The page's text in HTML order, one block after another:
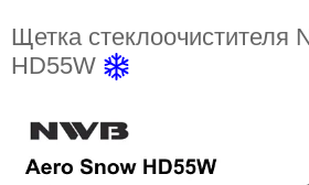
Щетка стеклоочистителя
HD55W